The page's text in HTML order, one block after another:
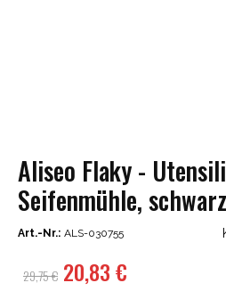
Aliseo Flaky -
Seifenmühle, schwarz
Art.-Nr.: ALS-030755
29,75€ Ursprünglicher
20,83€